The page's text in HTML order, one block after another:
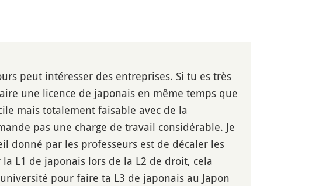
peut intéresser des entreprises. Si tu es très
une licence de japonais en même temps que
mais totalement faisable avec de la
pas une charge de travail considérable. Je
donné par les professeurs est de décaler les
L1 de japonais lors de la L2 de droit, cela
pour faire ta L3 de japonais au Japon